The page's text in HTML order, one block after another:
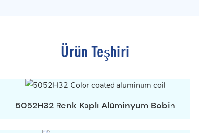
Ürün Teşhiri
5052H32 Renk Kaplı Alüminyum Bobin